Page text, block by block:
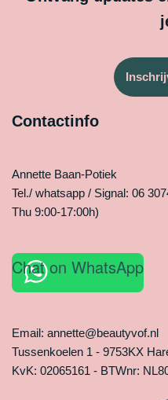
Contactinfo
Annette Baan-Potiek
Tel./ whatsapp / Signal: 06
Thu 9:00-17:00h)
Chat on WhatsApp
Email: annette@beautyvof.nl
Tussenkoelen 1 - 9753KX
KvK: 02065161 - BTWnr: